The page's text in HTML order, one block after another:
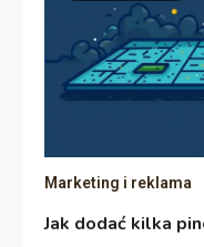
Marketing i reklama
Jak dodać kilka